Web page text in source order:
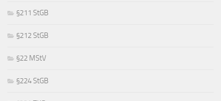
§211 StGB
§212 StGB
§22 MStV
§224 StGB